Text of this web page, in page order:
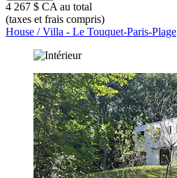
4 267 $ CA au total
(taxes et frais compris)
House / Villa - Le Touquet-Paris-Plage